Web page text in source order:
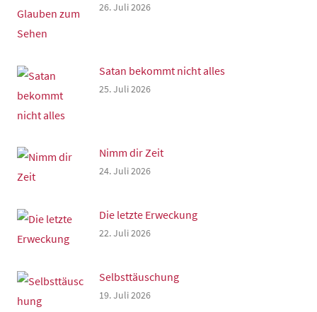
26. Juli 2026
Satan bekommt nicht alles
25. Juli 2026
Nimm dir Zeit
24. Juli 2026
Die letzte Erweckung
22. Juli 2026
Selbsttäuschung
19. Juli 2026